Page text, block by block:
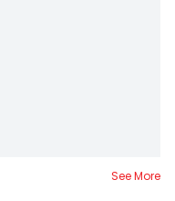
See More